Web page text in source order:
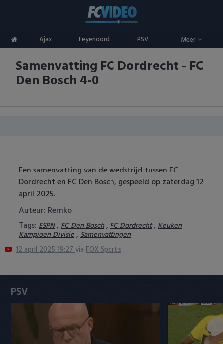
Ajax Feyenoord PSV Meer
ADO Den Haag
Ajax
FC Utrecht
Feyenoord
Heracles Almelo
NAC Breda
PSV
Roda JC
Competities
Eredivisie
Champions League
Europa League
Conference League
Oranje
Samenvatting FC Dordrecht - FC
Den Bosch 4-0
Een samenvatting van de wedstrijd tussen FC
Dordrecht en FC Den Bosch, gespeeld op zaterdag 12
april 2025.
Auteur: Remko
Tags: ESPN, FC Den Bosch, FC Dordrecht, Keuken
Kampioen Divisie, Samenvattingen
12 april 2025 19:27via FOX Sports
PSV